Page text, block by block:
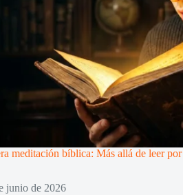
meditación bíblica: Más allá de leer por
junio de 2026